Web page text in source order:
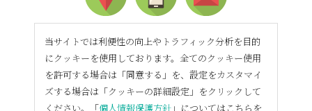
当サイトでは利便性の向上やトラフィック分析を目的
にクッキーを使用しております。全てのクッキー使用
を許可する場合は「同意する」を、設定をカスタマイ
ズする場合は「クッキーの詳細設定」をクリックして
ください。「個人情報保護方針 」についてはこちらを